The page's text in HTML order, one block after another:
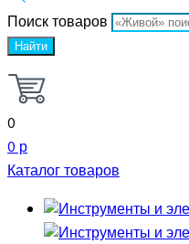
Поиск товаров
Найти
0
0 р
Каталог товаров